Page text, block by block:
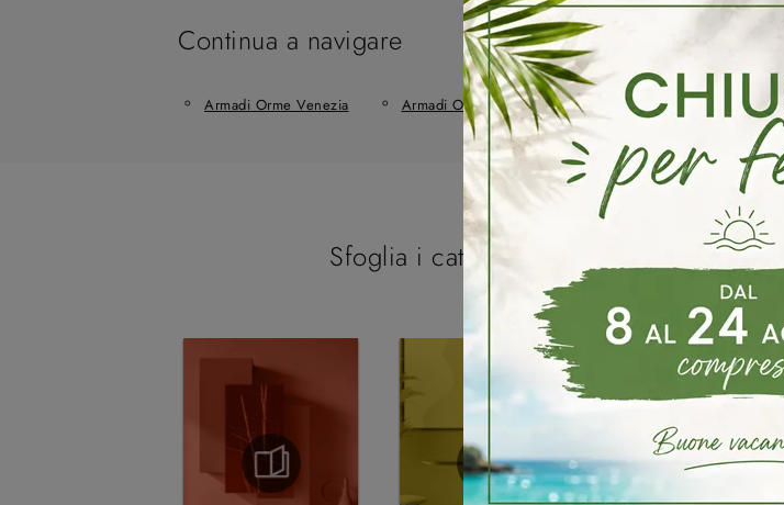
Continua a navigare
Armadi Orme Venezia Armadi Orme Mirano Armadi Orme Scorzè
Sfoglia i cataloghi